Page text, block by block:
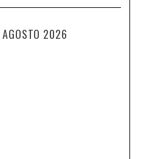
2026